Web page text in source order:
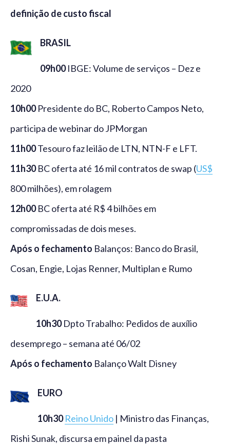
definição de custo fiscal
BRASIL
09h00IBGE: Volume de serviços – Dez e
2020
10h00Presidente do BC, Roberto Campos Neto,
participa de webinar do JPMorgan
11h00Tesouro faz leilão de LTN, NTN-F e LFT.
11h30BC oferta até 16 mil contratos de swap (US$
800 milhões), em rolagem
12h00BC oferta até R$ 4 bilhões em
compromissadas de dois meses.
Após o fechamento Balanços: Banco do Brasil,
Cosan, Engie, Lojas Renner, Multiplan e Rumo
E.U.A.
10h30Dpto Trabalho: Pedidos de auxílio
desemprego – semana até 06/02
Após o fechamento Balanço Walt Disney
EURO
10h30 Reino Unido | Ministro das Finanças,
Rishi Sunak, discursa em painel da pasta